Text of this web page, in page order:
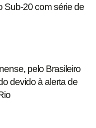
Sub-20 com série de
pelo Brasileiro
devido à alerta de